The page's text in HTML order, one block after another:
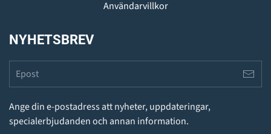
Användarvillkor
NYHETSBREV
Ange din e-postadress att nyheter, uppdateringar,
specialerbjudanden och annan information.